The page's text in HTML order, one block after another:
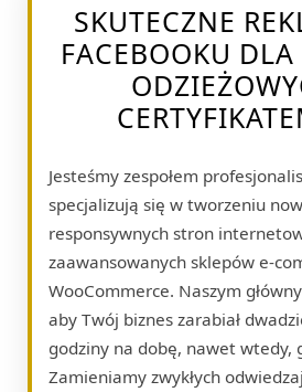
SKUTECZNE
FACEBOOKU
Jesteśmy zespołem
specjalizują się w tworzeniu
responsywnych stron
zaawansowanych sklepów e-
WooCommerce. Naszym
aby Twój biznes zarabiał
godziny na dobę, nawet wtedy,
Zamieniamy zwykłych